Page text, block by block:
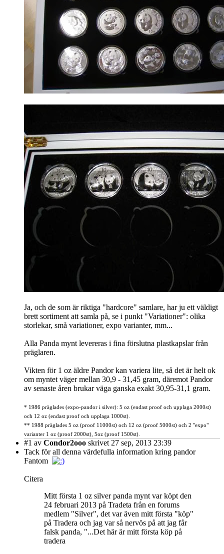
Ja, och de som är riktiga "hardcore" samlare, har ju ett väldigt
brett sortiment att samla på, se i punkt "Variationer": olika
storlekar, små variationer, expo varianter, mm...
Alla Panda mynt levereras i fina förslutna plastkapslar från
präglaren.
Vikten för 1 oz äldre Pandor kan variera lite, så det är helt ok
om myntet väger mellan 30,9 - 31,45 gram, däremot Pandor
av senaste åren brukar väga ganska exakt 30,95-31,1 gram.
* 1986 präglades (expo-pandor i silver): 5 oz (endast proof och upplaga 2000st)
och 12 oz (endast proof och upplaga 1000st).
** 1988 präglades 5 oz (proof 11000st) och 12 oz (proof 5000st) och 2 "expo"
varianter 1 oz (proof 2000st), 5oz (proof 1500st).
#1 av Condor2ooo skrivet 27 sep, 2013 23:39
Tack för all denna värdefulla information kring pandor
Fantom
Citera
Mitt första 1 oz silver panda mynt var köpt den
24 februari 2013 på Tradeta från en forums
medlem "Silver", det var även mitt första "köp"
på Tradera och jag var så nervös på att jag får
falsk panda, "...Det här är mitt första köp på
tradera